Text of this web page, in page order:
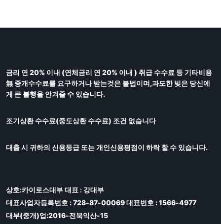
금리 연 20% 이내 (연체금리 연 20% 이내 ) 취급 수수료 등 기타비용
無 중개수수료를 요구하거나 받는것은 불법이며,과도한 빚은 당신에
게 큰 불행을 안겨줄 수 있습니다.
조기상환 수수료(중도상환 수수료) 조건 없습니다
대출 시 귀하의 신용등급 또는 개인신용평점이 하락 할 수 있습니다.
상호:카이로스대부 대표 : 강대부
대표사업자등록번호 : 728-87-00069 대표번호 : 1566-4977
대부(중개)업:2016-전북익산-15